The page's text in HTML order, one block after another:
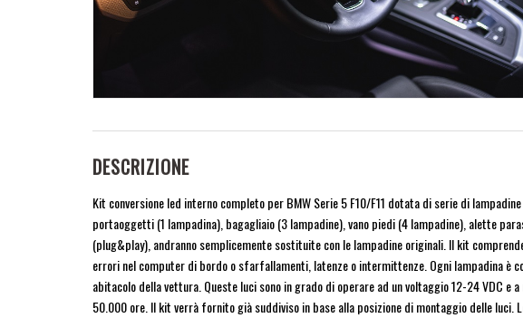
DESCRIZIONE
Kit conversione led interno completo per BMW Serie 5 F10/F11 dotata di serie di
portaoggetti (1 lampadina), bagagliaio (3 lampadine), vano piedi (4 lampadine), alette
(plug&play), andranno semplicemente sostituite con le lampadine originali. Il kit
errori nel computer di bordo o sfarfallamenti, latenze o intermittenze. Ogni lampadina è
abitacolo della vettura. Queste luci sono in grado di operare ad un voltaggio 12-24 VDC
50.000 ore. Il kit verrà fornito già suddiviso in base alla posizione di montaggio delle